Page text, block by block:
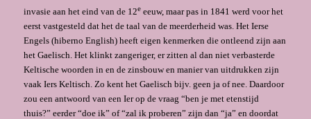
invasie aan het eind van de 12eeeuw, maar pas in 1841 werd voor het
eerst vastgesteld dat het de taal van de meerderheid was. Het Ierse
Engels (hiberno English) heeft eigen kenmerken die ontleend zijn aan
het Gaelisch. Het klinkt zangeriger, er zitten al dan niet verbasterde
Keltische woorden in en de zinsbouw en manier van uitdrukken zijn
vaak Iers Keltisch. Zo kent het Gaelisch bijv. geen ja of nee. Daardoor
zou een antwoord van een Ier op de vraag “ben je met etenstijd
thuis?” eerder “doe ik” of “zal ik proberen” zijn dan “ja” en doordat